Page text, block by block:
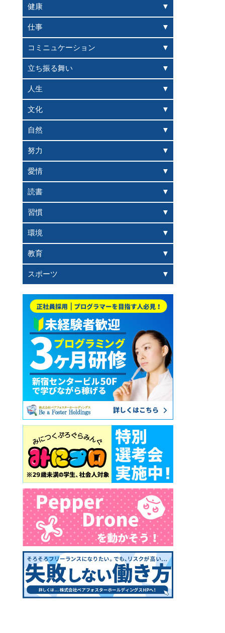
健康
仕事
コミニュケーション
立ち振る舞い
人生
文化
自然
努力
愛情
読書
習慣
環境
教育
スポーツ